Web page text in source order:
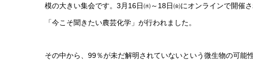
模の大きい集会です。3月16日㈬～18日㈮にオンラインで開催
「今こそ聞きたい農芸化学」が行われました。
その中から、99％が未だ解明されていないという微生物の可能